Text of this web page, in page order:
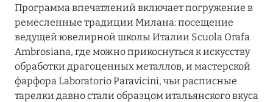
САРДИНИЯ
СИЦИЛИЯ 4
ТОСКАНА
Программа впечатлений включает погружение в
ремесленные традиции Милана: посещение
ведущей ювелирной школы Италии Scuola Orafa
Ambrosiana, где можно прикоснуться к искусству
обработки драгоценных металлов, и мастерской
фарфора Laboratorio Paravicini, чьи расписные
тарелки давно стали образцом итальянского вкуса